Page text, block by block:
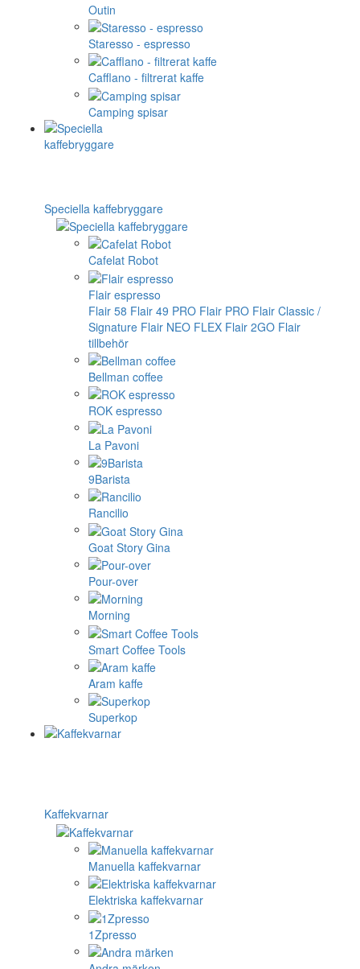
Outin
Staresso - espresso
Cafflano - filtrerat kaffe
Camping spisar
Speciella kaffebryggare
Cafelat Robot
Flair espresso
Flair 58 Flair 49 PRO Flair PRO Flair Classic /
Signature Flair NEO FLEX Flair 2GO Flair
tillbehör
Bellman coffee
ROK espresso
La Pavoni
9Barista
Rancilio
Goat Story Gina
Pour-over
Morning
Smart Coffee Tools
Aram kaffe
Superkop
Kaffekvarnar
Manuella kaffekvarnar
Elektriska kaffekvarnar
1Zpresso